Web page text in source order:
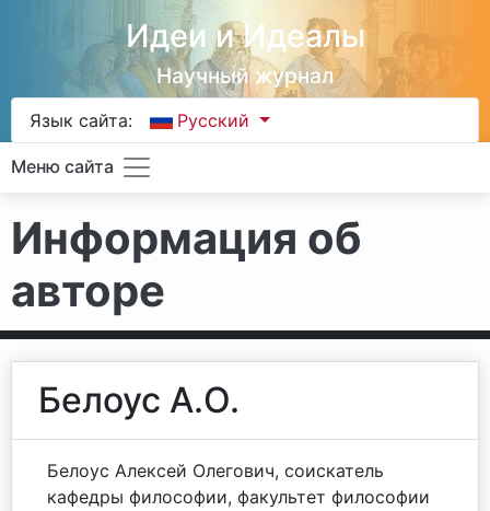
Идеи и Идеалы
Научный журнал
Язык сайта: Русский
Меню сайта
Информация об
авторе
Белоус А.О.
Белоус Алексей Олегович, соискатель
кафедры философии, факультет философии